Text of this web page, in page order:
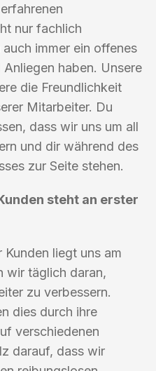
nur fachlich
immer ein offenes
haben. Unsere
die Freundlichkeit
Mitarbeiter. Du
dass wir uns um all
und dir während des
zur Seite stehen.
steht an erster
liegt uns am
wir täglich daran,
zu verbessern.
dies durch ihre
verschiedenen
darauf, dass wir